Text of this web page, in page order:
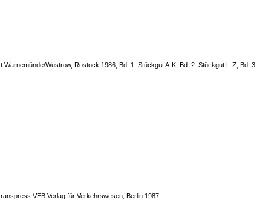
Wustrow, Rostock 1986, Bd. 1: Stückgut A-K, Bd. 2: Stückgut L-Z, Bd. 3:
VEB Verlag für Verkehrswesen, Berlin 1987